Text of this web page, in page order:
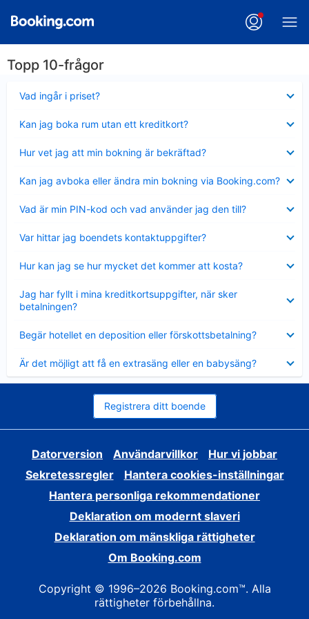
Topp 10-frågor
Vad ingår i priset?
mindre
Kan jag boka rum utan ett kreditkort?
mindre
Hur vet jag att min bokning är bekräftad?
mindre
Kan jag avboka eller ändra min bokning via Booking.com?
mindre
Vad är min PIN-kod och vad använder jag den till?
mindre
Var hittar jag boendets kontaktuppgifter?
mindre
Hur kan jag se hur mycket det kommer att kosta?
mindre
Jag har fyllt i mina kreditkortsuppgifter, när sker
betalningen?
mindre
Begär hotellet en deposition eller förskottsbetalning?
mindre
Är det möjligt att få en extrasäng eller en babysäng?
mindre
Registrera ditt boende
Datorversion Användarvillkor
Hur vi jobbar
Sekretessregler
Hantera cookies-inställningar
Hantera personliga rekommendationer
Deklaration om modernt slaveri
Deklaration om mänskliga rättigheter
Om Booking.com
Copyright © 1996–2026 Booking.com™. Alla
rättigheter förbehållna.